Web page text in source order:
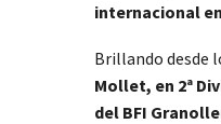
internacional
Brillando desde
Mollet, en 2ª
del BFI